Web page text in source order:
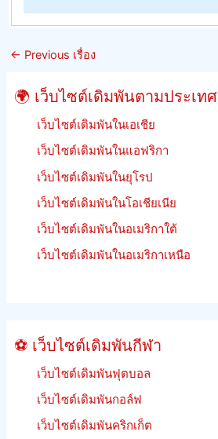
หลัก
เกณฑ์
พัน
การ
แข่ง
ม้า
เงิน
คืน
พัน
ฟรีี
พัน
← Previous เรื่อง
🌍 เว็บไซต์เดิมพันตามประเทศ
เว็บไซต์เดิมพันในเอเชีย
เว็บไซต์เดิมพันในแอฟริกา
เว็บไซต์เดิมพันในยุโรป
เว็บไซต์เดิมพันในโอเชียเนีย
เว็บไซต์เดิมพันในอเมริกาใต้
เว็บไซต์เดิมพันในอเมริกาเหนือ
⚽ เว็บไซต์เดิมพันกีฬา
เว็บไซต์เดิมพันฟุตบอล
เว็บไซต์เดิมพันกอล์ฟ
เว็บไซต์เดิมพันคริกเก็ต